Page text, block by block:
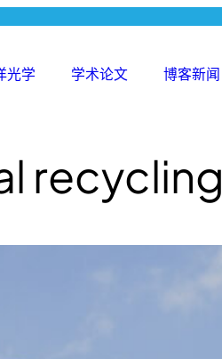
光学 学术论文 博客新闻
recycling